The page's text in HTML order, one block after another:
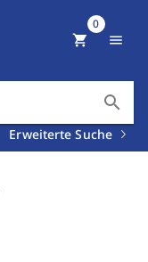
search
Erweiterte Suche
shopping_cart
0
menu